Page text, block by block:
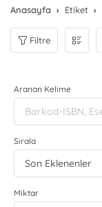
Anasayfa Etiket
Filtre
Aranan Kelime
Sırala
Miktar